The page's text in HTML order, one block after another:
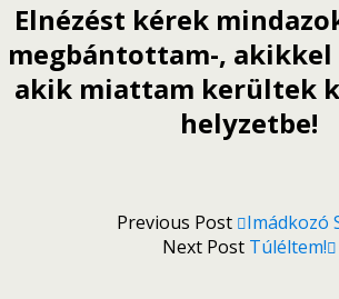
Elnézést kérek
megbántottam-,
akik miattam kerültek
helyzetbe!
Previous Post
Imádkozó
Next Post Túléltem!